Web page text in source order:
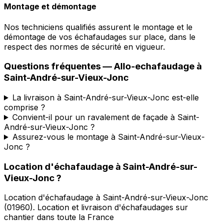
Montage et démontage
Nos techniciens qualifiés assurent le montage et le
démontage de vos échafaudages sur place, dans le
respect des normes de sécurité en vigueur.
Questions fréquentes —Allo-echafaudage à
Saint-André-sur-Vieux-Jonc
La livraison à Saint-André-sur-Vieux-Jonc est-elle
comprise ?
Convient-il pour un ravalement de façade à Saint-
André-sur-Vieux-Jonc ?
Assurez-vous le montage à Saint-André-sur-Vieux-
Jonc ?
Location d'échafaudage à Saint-André-sur-
Vieux-Jonc?
Location d'échafaudage à Saint-André-sur-Vieux-Jonc
(01960). Location et livraison d'échafaudages sur
chantier dans toute la France